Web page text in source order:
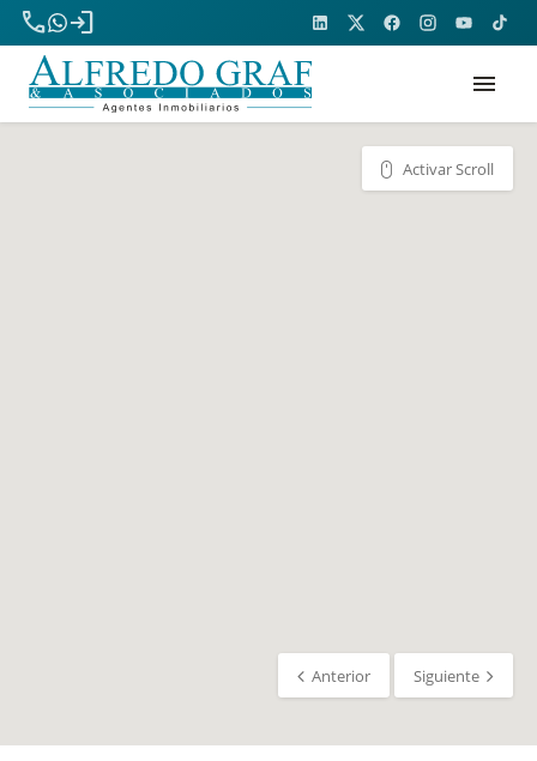
phone
login
menu
Activar Scroll
Anterior Siguiente